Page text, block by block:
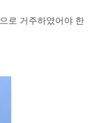
로 거주하였어야 한